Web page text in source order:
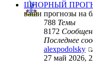
ШПОРНЫЙ
ваши прогнозы на
788 Темы
8172
Последнее
alexpodolsky
27 май 2026,